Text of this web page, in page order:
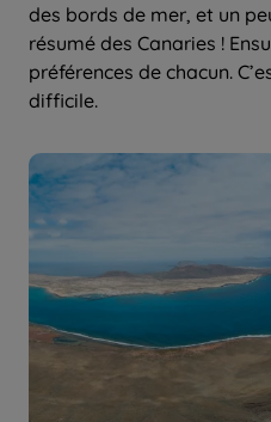
des bords de mer, et un
résumé des Canaries !
préférences de chacun.
difficile.